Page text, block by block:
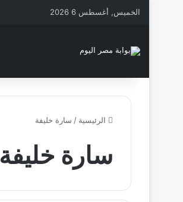
الخميس, أغسطس 6 2026
الرئيسية / سارة خليفة
سارة خليفة